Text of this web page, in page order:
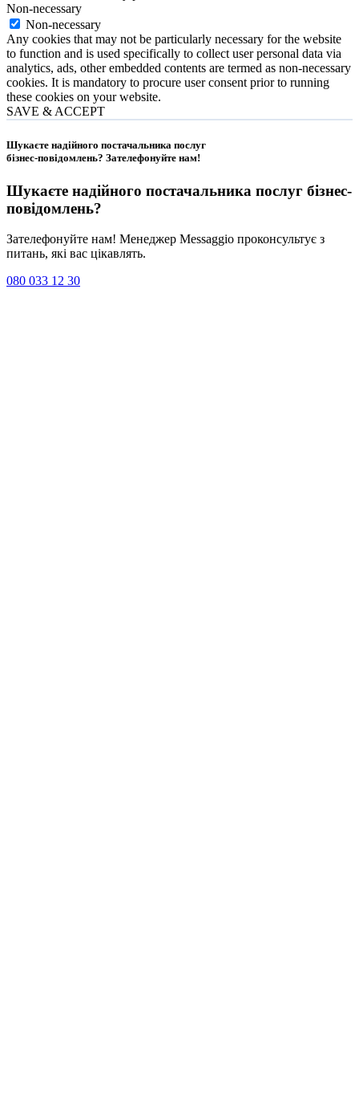
Non-necessary
Non-necessary
Any cookies that may not be particularly necessary for the website
to function and is used specifically to collect user personal data via
analytics, ads, other embedded contents are termed as non-necessary
cookies. It is mandatory to procure user consent prior to running
these cookies on your website.
SAVE & ACCEPT
Шукаєте надійного постачальника послуг
бізнес-повідомлень? Зателефонуйте нам!
Шукаєте надійного постачальника послуг бізнес-
повідомлень?
Зателефонуйте нам! Менеджер Messaggio проконсультує з
питань, які вас цікавлять.
080 033 12 30